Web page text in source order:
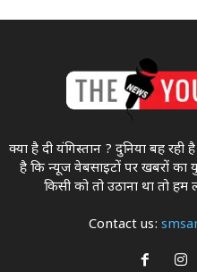
क्या है दी यंगिस्तान ? दुनिया बह
है कि न्यूज वेबसाइटों पर खबरों का
किसी को तो उठाना था ताे हम
Contact us: